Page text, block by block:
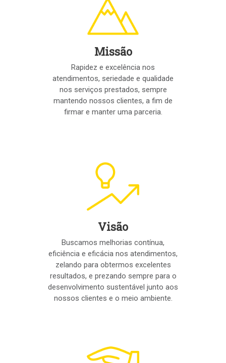
Missão
Rapidez e excelência nos
atendimentos, seriedade e qualidade
nos serviços prestados, sempre
mantendo nossos clientes, a fim de
firmar e manter uma parceria.
Visão
Buscamos melhorias contínua,
eficiência e eficácia nos atendimentos,
zelando para obtermos excelentes
resultados, e prezando sempre para o
desenvolvimento sustentável junto aos
nossos clientes e o meio ambiente.